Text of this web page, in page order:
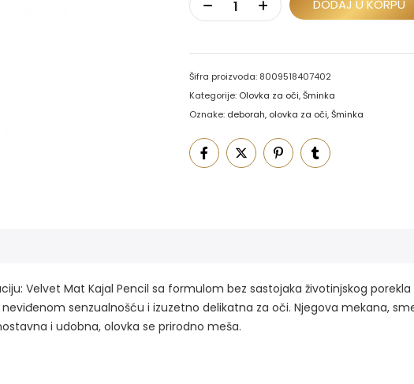
DODAJ U KORPU
Šifra proizvoda: 8009518407402
Kategorije: Olovka za oči,Šminka
Oznake: deborah, olovka za oči,Šminka
Velvet Mat Kajal Pencil sa formulom bez sastojaka životinjskog
senzualnošću i izuzetno delikatna za oči. Njegova mekana,
i udobna, olovka se prirodno meša.